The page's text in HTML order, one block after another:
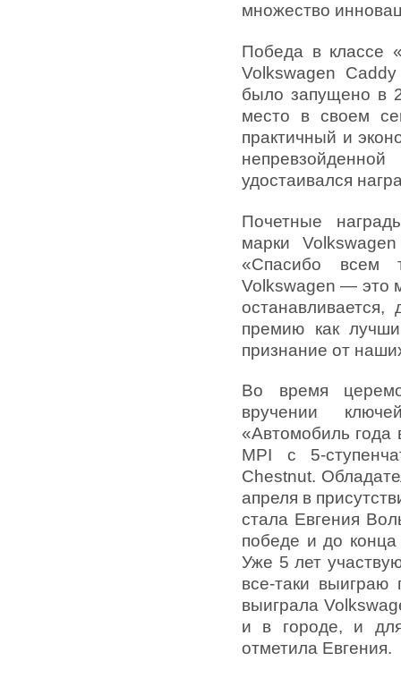
множество
Победа в классе
Volkswagen
было запущено в
место в своем
практичный и
удостаивался
Почетные
марки
«Спасибо всем
Volkswagen — это
останавливается,
премию как
признание от
Во время
вручении
«Автомобиль
MPI с 5-
Chestnut.
апреля в
стала Евгения
победе и до
Уже 5 лет
все-таки выиграю
выиграла
и в городе, и
отметила Евгения.